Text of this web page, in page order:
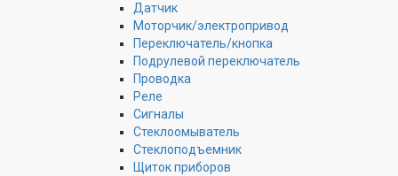
Датчик
Моторчик/электропривод
Переключатель/кнопка
Подрулевой переключатель
Проводка
Реле
Сигналы
Стеклоомыватель
Стеклоподъемник
Щиток приборов